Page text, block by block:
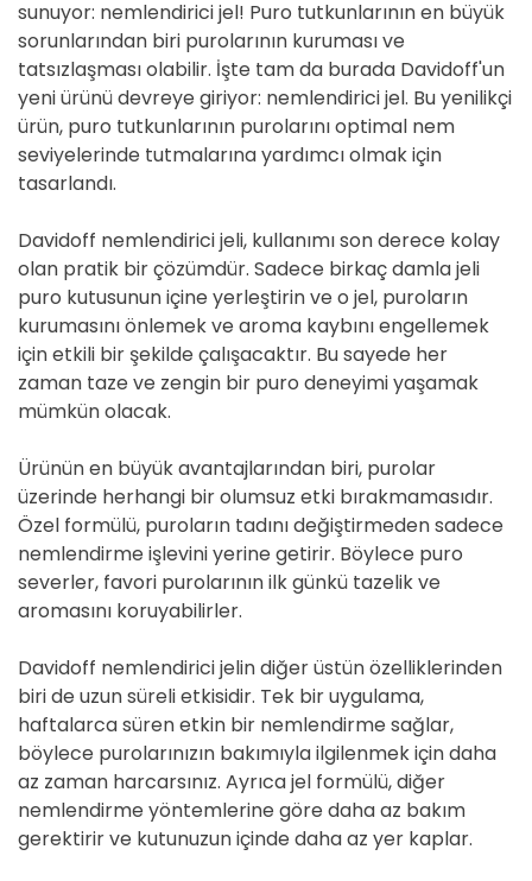
sunuyor: nemlendirici jel! Puro tutkunlarının en büyük
sorunlarından biri purolarının kuruması ve
tatsızlaşması olabilir. İşte tam da burada Davidoff'un
yeni ürünü devreye giriyor: nemlendirici jel. Bu yenilikçi
ürün, puro tutkunlarının purolarını optimal nem
seviyelerinde tutmalarına yardımcı olmak için
tasarlandı.
Davidoff nemlendirici jeli, kullanımı son derece kolay
olan pratik bir çözümdür. Sadece birkaç damla jeli
puro kutusunun içine yerleştirin ve o jel, puroların
kurumasını önlemek ve aroma kaybını engellemek
için etkili bir şekilde çalışacaktır. Bu sayede her
zaman taze ve zengin bir puro deneyimi yaşamak
mümkün olacak.
Ürünün en büyük avantajlarından biri, purolar
üzerinde herhangi bir olumsuz etki bırakmamasıdır.
Özel formülü, puroların tadını değiştirmeden sadece
nemlendirme işlevini yerine getirir. Böylece puro
severler, favori purolarının ilk günkü tazelik ve
aromasını koruyabilirler.
Davidoff nemlendirici jelin diğer üstün özelliklerinden
biri de uzun süreli etkisidir. Tek bir uygulama,
haftalarca süren etkin bir nemlendirme sağlar,
böylece purolarınızın bakımıyla ilgilenmek için daha
az zaman harcarsınız. Ayrıca jel formülü, diğer
nemlendirme yöntemlerine göre daha az bakım
gerektirir ve kutunuzun içinde daha az yer kaplar.